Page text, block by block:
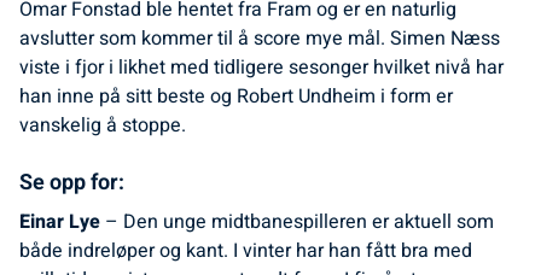
Omar Fonstad ble hentet fra Fram og er en naturlig
avslutter som kommer til å score mye mål. Simen Næss
viste i fjor i likhet med tidligere sesonger hvilket nivå har
han inne på sitt beste og Robert Undheim i form er
vanskelig å stoppe.
Se opp for:
Einar Lye – Den unge midtbanespilleren er aktuell som
både indreløper og kant. I vinter har han fått bra med